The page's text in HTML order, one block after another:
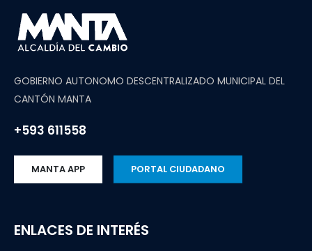
GOBIERNO AUTONOMO DESCENTRALIZADO MUNICIPAL DEL
CANTÓN MANTA
+593 611558
MANTA APP PORTAL CIUDADANO
ENLACES DE INTERÉS